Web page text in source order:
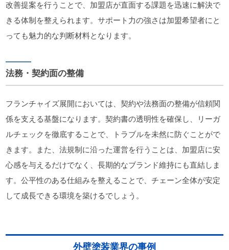
改善提案を行うことで、加盟店が直面する課題を迅速に解決で
きる体制を整えられます。サポート力の強さは加盟希望者にと
っても魅力的な判断材料となります。
法務・契約面の整備
フランチャイズ展開においては、契約や法務面の整備が信頼関
係を支える基盤になります。契約書の透明性を確保し、リーガ
ルチェックを徹底することで、トラブルを未然に防ぐことがで
きます。また、法規制に沿った運営を行うことは、加盟店に安
心感を与えるだけでなく、長期的なブランド維持にも直結しま
す。公平性のある仕組みを整えることで、チェーン全体が安定
して成長できる環境を築けるでしょう。
外壁塗装業界の事例